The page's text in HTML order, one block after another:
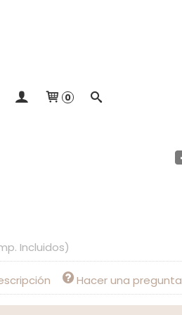
0
Incluidos)
Hacer una pregunta